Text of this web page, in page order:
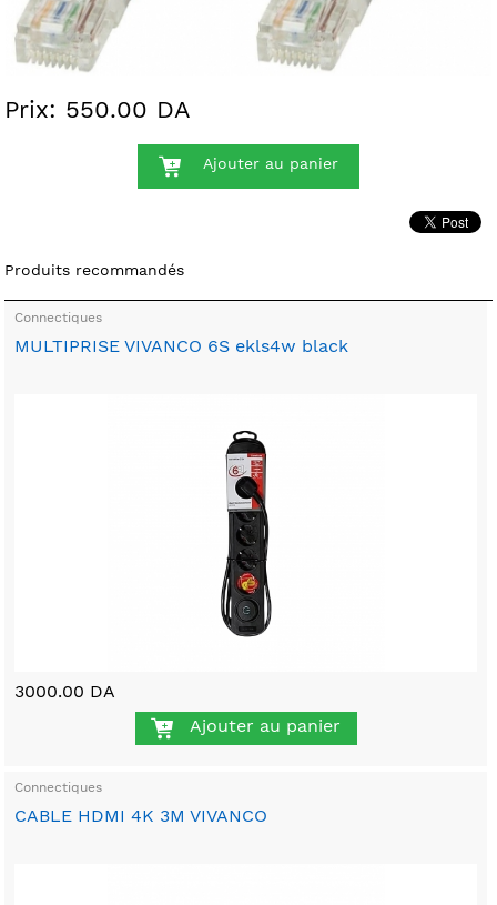
Prix: 550.00 DA
Ajouter au panier
Produits recommandés
Connectiques
MULTIPRISE VIVANCO 6S ekls4w black
3000.00 DA
Ajouter au panier
Connectiques
CABLE HDMI 4K 3M VIVANCO